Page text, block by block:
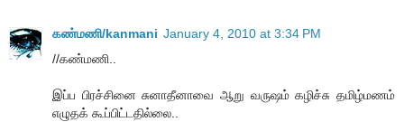
கண்மணி/kanmani January 4, 2010 at 3:34 PM
//கண்மணி..
இப்ப பிரச்சினை சுனாதீனாவை ஆறு வருஷம் கழிச்சு தமிழ்மணம்
எழுதக் கூப்பிட்டதில்லை..